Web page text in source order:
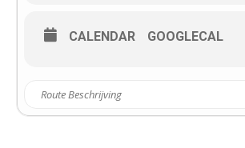
CALENDAR GOOGLECAL